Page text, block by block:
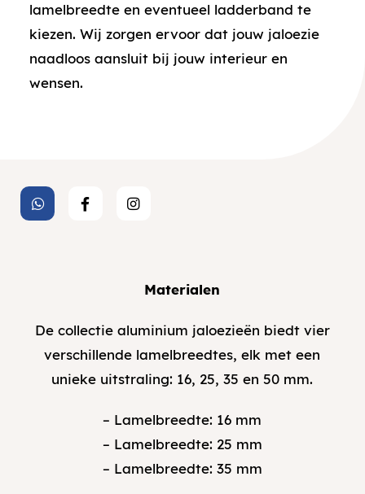
lamelbreedte en eventueel ladderband te
kiezen. Wij zorgen ervoor dat jouw jaloezie
naadloos aansluit bij jouw interieur en
wensen.
Materialen
De collectie aluminium jaloezieën biedt vier
verschillende lamelbreedtes, elk met een
unieke uitstraling: 16, 25, 35 en 50 mm.
– Lamelbreedte: 16 mm
– Lamelbreedte: 25 mm
– Lamelbreedte: 35 mm